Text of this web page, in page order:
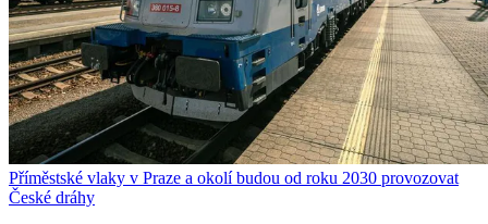
Příměstské vlaky v Praze a okolí budou od roku 2030 provozovat
České dráhy